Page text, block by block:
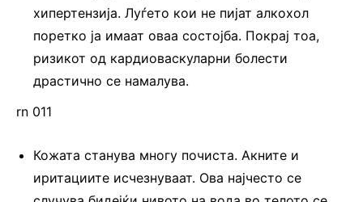
хипертензија. Луѓето кои не пијат алкохол
поретко ја имаат оваа состојба. Покрај тоа,
ризикот од кардиоваскуларни болести
драстично се намалува.
rn 011
Кожата станува многу почиста. Акните и
иритациите исчезнуваат. Ова најчесто се